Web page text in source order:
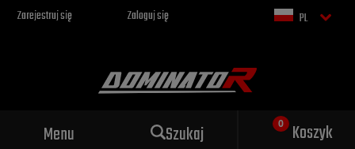
Zarejestruj się Zaloguj się PL
Menu Szukaj Koszyk
Sportowy wydech dla Twojego